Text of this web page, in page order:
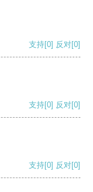
支持[0] 反对[0]
支持[0] 反对[0]
支持[0] 反对[0]